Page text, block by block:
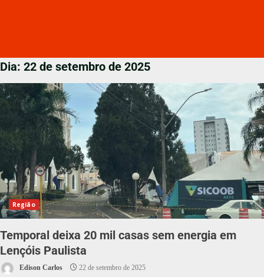
Dia: 22 de setembro de 2025
Região
Temporal deixa 20 mil casas sem energia em
Lençóis Paulista
Edison Carlos 22 de setembro de 2025